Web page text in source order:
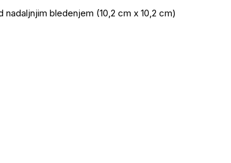
bledenjem (10,2 cm x 10,2 cm)